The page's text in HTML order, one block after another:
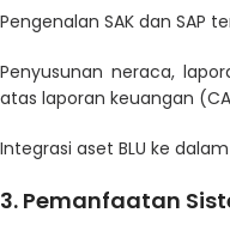
Pengenalan SAK dan SAP
Penyusunan neraca,
atas laporan keuangan
Integrasi aset BLU ke
3. Pemanfaatan